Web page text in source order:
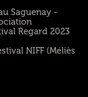
Saguenay -
Regard 2023
NIFF (Méliès